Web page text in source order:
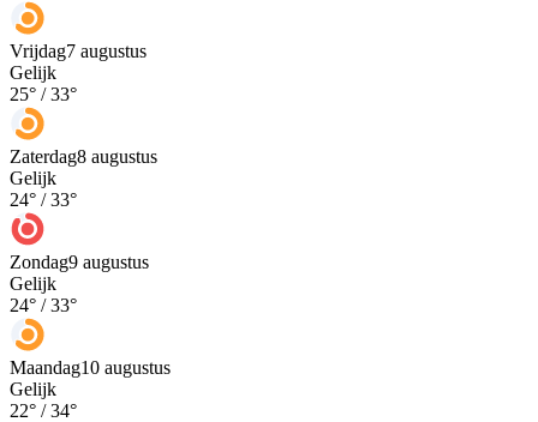
Vrijdag7 augustus
Gelijk
25° /33°
Zaterdag8 augustus
Gelijk
24° /33°
Zondag9 augustus
Gelijk
24° /33°
Maandag10 augustus
Gelijk
22° /34°